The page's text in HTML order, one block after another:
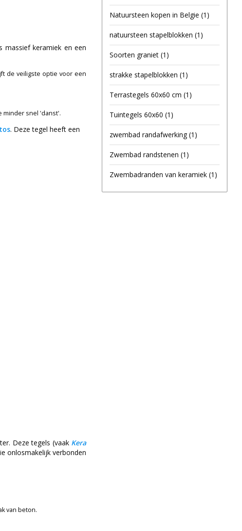
massief keramiek en een
de veiligste optie voor een
minder snel 'danst'.
. Deze tegel heeft een
Deze tegels (vaak Kera
onlosmakelijk verbonden
van beton.
Natuursteen kopen in Belgie (1)
natuursteen stapelblokken (1)
Soorten graniet (1)
strakke stapelblokken (1)
Terrastegels 60x60 cm (1)
Tuintegels 60x60 (1)
zwembad randafwerking(1)
Zwembad randstenen (1)
Zwembadranden van keramiek (1)